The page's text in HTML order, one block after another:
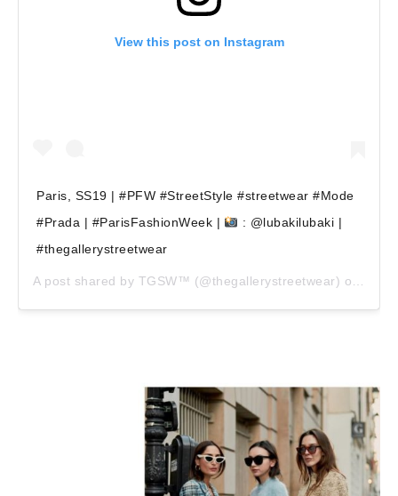
View this post on Instagram
Paris, SS19 | #PFW #StreetStyle #streetwear #Mode
#Prada | #ParisFashionWeek |
: @lubakilubaki |
#thegallerystreetwear
A post shared by TGSW™ (@thegallerystreetwear) on